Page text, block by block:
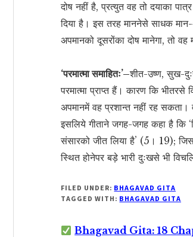
दोष नहीं है, प्रत्युत वह तो दयाका
दिया है। इस तरह माननेसे साधक मान-
अपमानको दूसरोंका दोष मानेगा, तो
‘परमात्मा समाहितः’–शीत-उष्ण, सुख-
परमात्मा प्राप्त हैं। कारण कि
अपमानमें वह प्रशान्त नहीं रह सकता।
इसलिये गीताने जगह-जगह कहा है कि
संसारको जीत लिया है’ (5। 19);
स्थित होनेपर बड़े भारी दुःखसे भी
FILED UNDER: BHAGAVAD GITA
TAGGED WITH: BHAGAVAD GITA
Bhagavad Gita: 18